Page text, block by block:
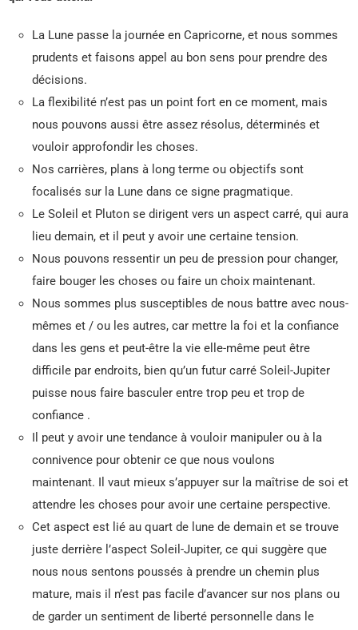
La Lune passe la journée en Capricorne, et nous sommes
prudents et faisons appel au bon sens pour prendre des
décisions.
La flexibilité n’est pas un point fort en ce moment, mais
nous pouvons aussi être assez résolus, déterminés et
vouloir approfondir les choses.
Nos carrières, plans à long terme ou objectifs sont
focalisés sur la Lune dans ce signe pragmatique.
Le Soleil et Pluton se dirigent vers un aspect carré, qui aura
lieu demain, et il peut y avoir une certaine tension.
Nous pouvons ressentir un peu de pression pour changer,
faire bouger les choses ou faire un choix maintenant.
Nous sommes plus susceptibles de nous battre avec nous-
mêmes et / ou les autres, car mettre la foi et la confiance
dans les gens et peut-être la vie elle-même peut être
difficile par endroits, bien qu’un futur carré Soleil-Jupiter
puisse nous faire basculer entre trop peu et trop de
confiance .
Il peut y avoir une tendance à vouloir manipuler ou à la
connivence pour obtenir ce que nous voulons
maintenant. Il vaut mieux s’appuyer sur la maîtrise de soi et
attendre les choses pour avoir une certaine perspective.
Cet aspect est lié au quart de lune de demain et se trouve
juste derrière l’aspect Soleil-Jupiter, ce qui suggère que
nous nous sentons poussés à prendre un chemin plus
mature, mais il n’est pas facile d’avancer sur nos plans ou
de garder un sentiment de liberté personnelle dans le